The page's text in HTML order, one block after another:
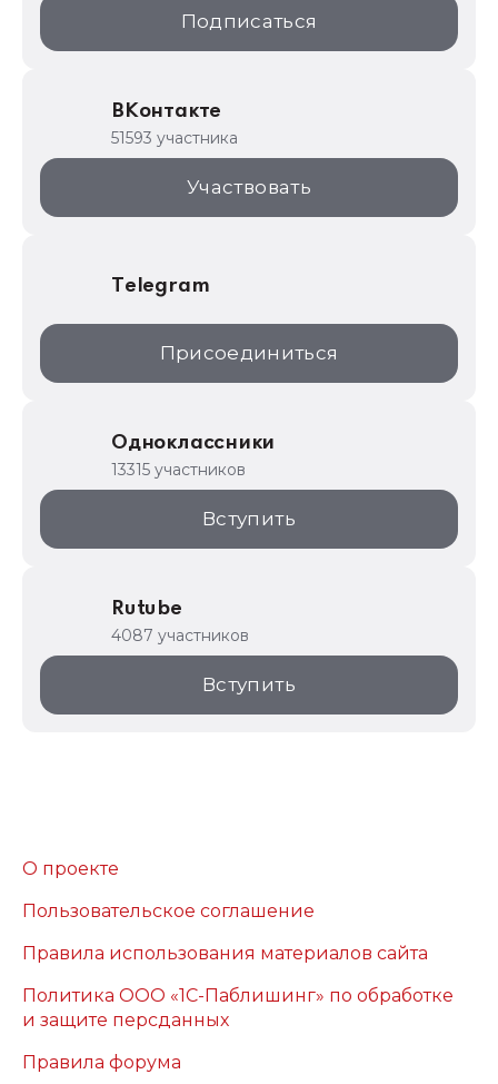
ИТС.1C.ru
1С:Торговая площадка
Подписаться
ВКонтакте
51593 участника
Участвовать
Telegram
Присоединиться
Одноклассники
13315 участников
Вступить
Rutube
4087 участников
Вступить
О проекте
Пользовательское соглашение
Правила использования материалов сайта
Политика ООО «1С-Паблишинг» по обработке
и защите персданных
Правила форума